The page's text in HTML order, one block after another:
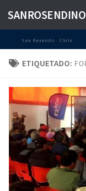
Saltar al
ETIQUETADO: